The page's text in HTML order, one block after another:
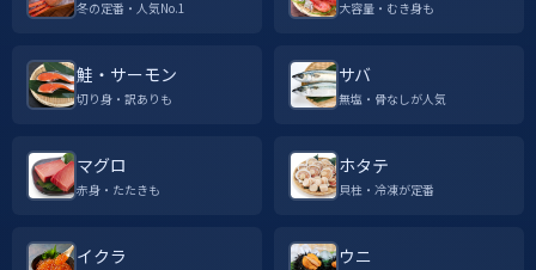
冬の定番・人気No.1 大容量・むき身も
鮭・サーモン
切り身・訳ありも
サバ
無塩・骨なしが人気
マグロ
赤身・たたきも
ホタテ
貝柱・冷凍が定番
イクラ ウニ